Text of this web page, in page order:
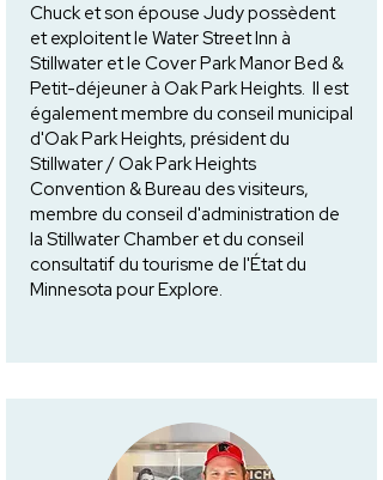
Chuck et son épouse Judy possèdent
et exploitent le Water Street Inn à
Stillwater et le Cover Park Manor Bed &
Petit-déjeuner à Oak Park Heights. Il est
également membre du conseil municipal
d'Oak Park Heights, président du
Stillwater / Oak Park Heights
Convention & Bureau des visiteurs,
membre du conseil d'administration de
la Stillwater Chamber et du conseil
consultatif du tourisme de l'État du
Minnesota pour Explore.